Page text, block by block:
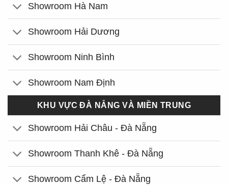
Showroom Hà Nam
Showroom Hải Dương
Showroom Ninh Bình
Showroom Nam Định
KHU VỰC ĐÀ NẴNG VÀ MIỀN TRUNG
Showroom Hải Châu - Đà Nẵng
Showroom Thanh Khê - Đà Nẵng
Showroom Cẩm Lệ - Đà Nẵng